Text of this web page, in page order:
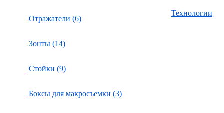
Отражатели (6)
Зонты (14)
Стойки (9)
Боксы для макросъемки (3)
Технологии